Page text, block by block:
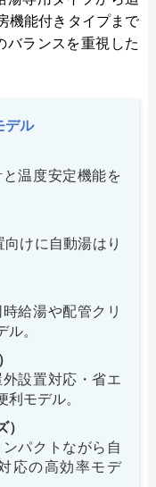
機能付きタイプまで
バランスを重視した
デル
温度安定機能を
けに自動湯はり
給湯や配管クリ
。
設置対応・省エ
モデル。
パクトながら自
応の高効率モデ